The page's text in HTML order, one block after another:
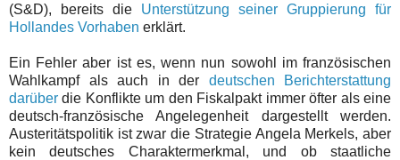
(S&D), bereits die Unterstützung seiner Gruppierung für
Hollandes Vorhaben erklärt.
Ein Fehler aber ist es, wenn nun sowohl im französischen
Wahlkampf als auch in der deutschen Berichterstattung
darüber die Konflikte um den Fiskalpakt immer öfter als eine
deutsch-französische Angelegenheit dargestellt werden.
Austeritätspolitik ist zwar die Strategie Angela Merkels, aber
kein deutsches Charaktermerkmal, und ob staatliche